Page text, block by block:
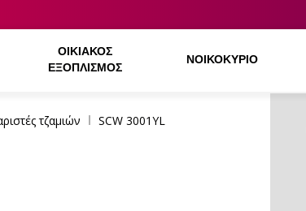
ΟΙΚΙΑΚΌΣ
ΕΞΟΠΛΙΣΜΌΣ
ΝΟΙΚΟΚΥΡΙΌ
τζαμιών SCW 3001YL